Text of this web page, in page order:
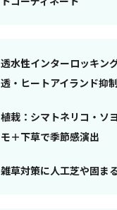
透水性インターロッキン
透・ヒートアイランド抑
植栽：シマトネリコ・ソ
モ＋下草で季節感演出
雑草対策に人工芝や固ま